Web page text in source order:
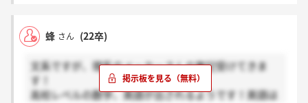
蜂 さん (22卒)
文系ですが、理系のメーカーさんの筆記受けてきま
す！
高校レベルの数学、英語が出されるようです！英語は